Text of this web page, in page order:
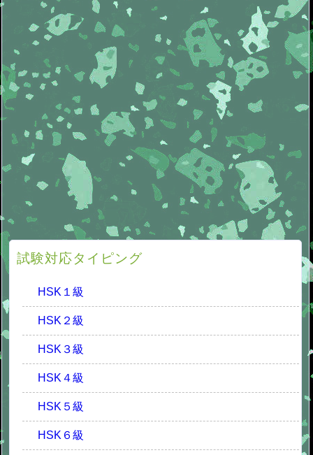
試験対応タイピング
HSK１級
HSK２級
HSK３級
HSK４級
HSK５級
HSK６級